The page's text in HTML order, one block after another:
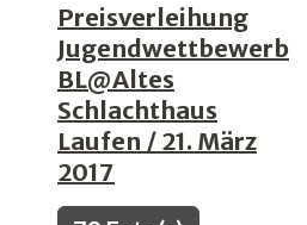
Preisverleihung
Jugendwettbewerb
BL@Altes
Schlachthaus
Laufen / 21. März
2017